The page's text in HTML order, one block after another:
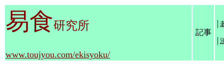
易食研究所
www.toujyou.com/ekisyoku/
記事